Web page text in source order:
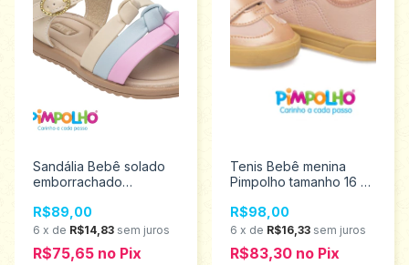
Sandália Bebê solado
emborrachado
21 0120575
R$89,00
6 x de R$14,83 sem juros
R$75,65 no Pix
Tenis Bebê menina
Pimpolho tamanho 16 ao
R$98,00
6 x de R$16,33 sem juros
R$83,30 no Pix